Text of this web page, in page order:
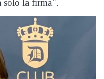
solo la firma".